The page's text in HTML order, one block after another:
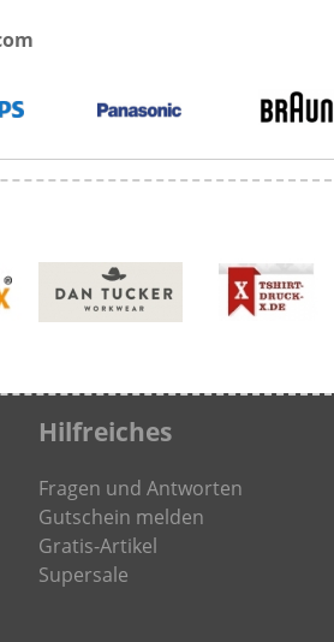
Hilfreiches
Fragen und Antworten
Gutschein melden
Gratis-Artikel
Supersale